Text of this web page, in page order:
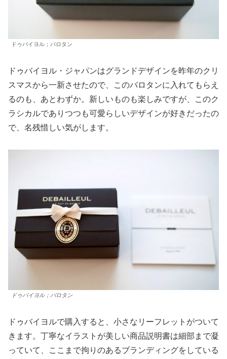
ドゥバイヨル；バロタン
ドゥバイヨル・ジャパンはグランドデザインを昨年のクリ
スマスから一新させたので、このバロタンに入れてもらえ
るのも、あとわずか。新しいものも楽しみですが、このク
ラシカルでありつつも可愛らしいデザインが好きだったの
で、名残惜しい気がします。
ドゥバイヨル；バロタン
ドゥバイヨルで購入すると、小さなリーフレットがついて
きます。丁寧なイラストが美しい商品説明書は細部まで凝
っていて、ここまで拘りのあるブランディングをしている